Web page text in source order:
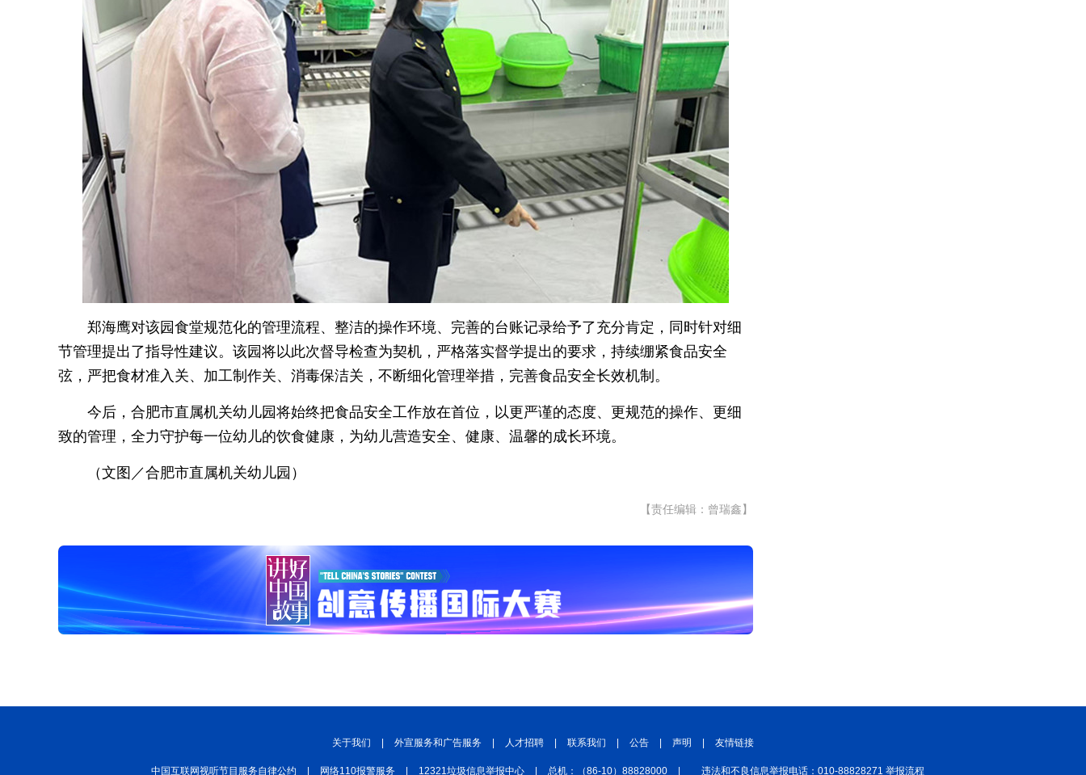
郑海鹰对该园食堂规范化的管理流程、整洁的操作环境、完善的台账记录给予了充分肯定，同时针对细
节管理提出了指导性建议。该园将以此次督导检查为契机，严格落实督学提出的要求，持续绷紧食品安全
弦，严把食材准入关、加工制作关、消毒保洁关，不断细化管理举措，完善食品安全长效机制。
今后，合肥市直属机关幼儿园将始终把食品安全工作放在首位，以更严谨的态度、更规范的操作、更细
致的管理，全力守护每一位幼儿的饮食健康，为幼儿营造安全、健康、温馨的成长环境。
（文图／合肥市直属机关幼儿园）
【责任编辑：曾瑞鑫】
关于我们 外宣服务和广告服务 人才招聘 联系我们 公告 声明 友情链接
中国互联网视听节目服务自律公约 网络110报警服务 12321垃圾信息举报中心 总机：（86-10）88828000 违法和不良信息举报电话：010-88828271 举报流程